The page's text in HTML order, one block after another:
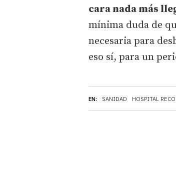
EN: SANIDAD HOSPITAL
cara nada más
mínima duda de
necesaria para
eso sí, para un